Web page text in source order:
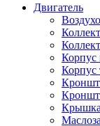
Двигатель
Корпус
Корпус
Крышка